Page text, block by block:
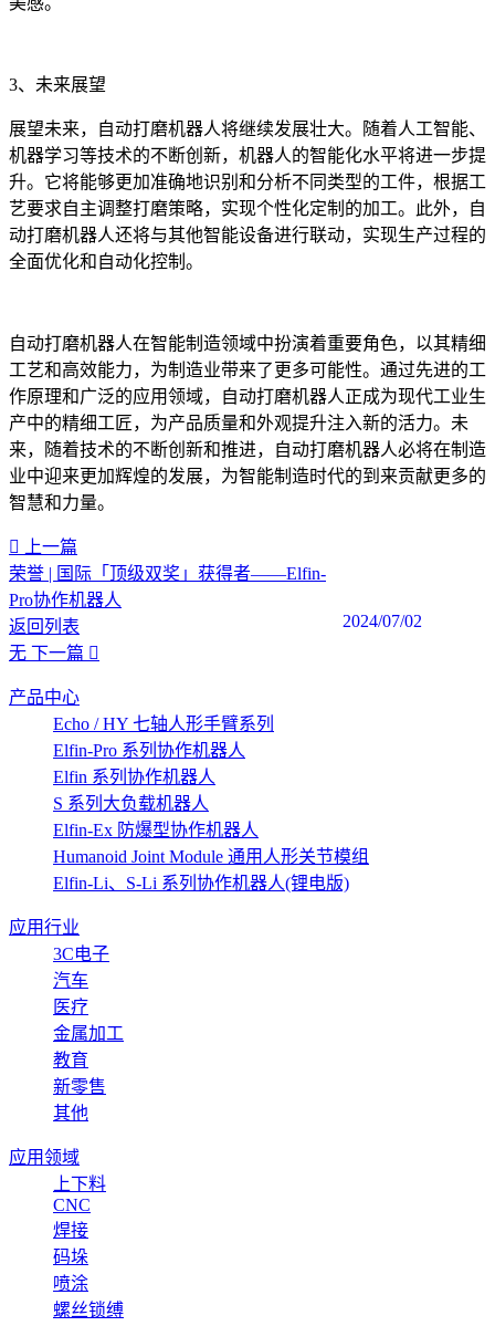
3、未来展望
展望未来，自动打磨机器人将继续发展壮大。随着人工智能、
机器学习等技术的不断创新，机器人的智能化水平将进一步提
升。它将能够更加准确地识别和分析不同类型的工件，根据工
艺要求自主调整打磨策略，实现个性化定制的加工。此外，自
动打磨机器人还将与其他智能设备进行联动，实现生产过程的
全面优化和自动化控制。
自动打磨机器人在智能制造领域中扮演着重要角色，以其精细
工艺和高效能力，为制造业带来了更多可能性。通过先进的工
作原理和广泛的应用领域，自动打磨机器人正成为现代工业生
产中的精细工匠，为产品质量和外观提升注入新的活力。未
来，随着技术的不断创新和推进，自动打磨机器人必将在制造
业中迎来更加辉煌的发展，为智能制造时代的到来贡献更多的
智慧和力量。
上一篇
荣誉 | 国际「顶级双奖」获得者——Elfin-
Pro协作机器人
2024/07/02
返回列表
无 下一篇
产品中心
Echo / HY 七轴人形手臂系列
Elfin-Pro 系列协作机器人
Elfin 系列协作机器人
S 系列大负载机器人
Elfin-Ex 防爆型协作机器人
Humanoid Joint Module 通用人形关节模组
Elfin-Li、S-Li 系列协作机器人(锂电版)
应用行业
3C电子
汽车
医疗
金属加工
教育
新零售
其他
应用领域
上下料
CNC
焊接
码垛
喷涂
螺丝锁缚